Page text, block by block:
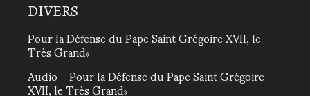
DIVERS
Pour la Défense du Pape Saint Grégoire XVII, le
Très Grand
Audio – Pour la Défense du Pape Saint Grégoire
XVII, le Très Grand